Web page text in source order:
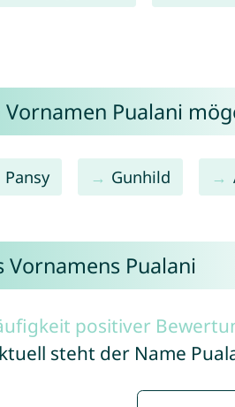
Vornamen Pualani
Pansy Gunhild
Vornamens Pualani
positiver
steht der Name